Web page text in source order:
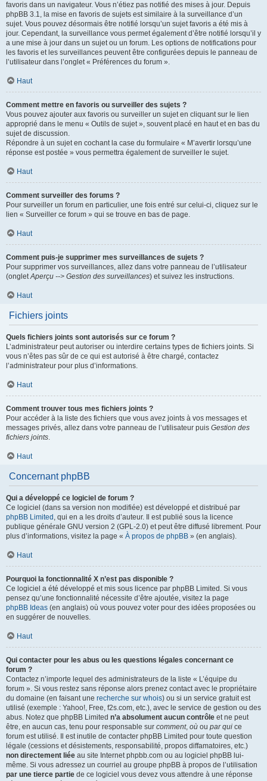
favoris dans un navigateur. Vous n’étiez pas notifié des mises à jour. Depuis
phpBB 3.1, la mise en favoris de sujets est similaire à la surveillance d’un
sujet. Vous pouvez désormais être notifié lorsqu’un sujet favoris a été mis à
jour. Cependant, la surveillance vous permet également d’être notifié lorsqu’il y
a une mise à jour dans un sujet ou un forum. Les options de notifications pour
les favoris et les surveillances peuvent être configurées depuis le panneau de
l’utilisateur dans l’onglet « Préférences du forum ».
Haut
Comment mettre en favoris ou surveiller des sujets ?
Vous pouvez ajouter aux favoris ou surveiller un sujet en cliquant sur le lien
approprié dans le menu « Outils de sujet », souvent placé en haut et en bas du
sujet de discussion.
Répondre à un sujet en cochant la case du formulaire « M’avertir lorsqu’une
réponse est postée » vous permettra également de surveiller le sujet.
Haut
Comment surveiller des forums ?
Pour surveiller un forum en particulier, une fois entré sur celui-ci, cliquez sur le
lien « Surveiller ce forum » qui se trouve en bas de page.
Haut
Comment puis-je supprimer mes surveillances de sujets ?
Pour supprimer vos surveillances, allez dans votre panneau de l’utilisateur
(ongletAperçu --> Gestion des surveillances) et suivez les instructions.
Haut
Fichiers joints
Quels fichiers joints sont autorisés sur ce forum ?
L’administrateur peut autoriser ou interdire certains types de fichiers joints. Si
vous n’êtes pas sûr de ce qui est autorisé à être chargé, contactez
l’administrateur pour plus d’informations.
Haut
Comment trouver tous mes fichiers joints ?
Pour accéder à la liste des fichiers que vous avez joints à vos messages et
messages privés, allez dans votre panneau de l’utilisateur puis Gestion des
fichiers joints.
Haut
Concernant phpBB
Qui a développé ce logiciel de forum ?
Ce logiciel (dans sa version non modifiée) est développé et distribué par
phpBB Limited , qui en a les droits d’auteur. Il est publié sous la licence
publique générale GNU version 2 (GPL-2.0) et peut être diffusé librement. Pour
plus d’informations, visitez la page « À propos de phpBB » (en anglais).
Haut
Pourquoi la fonctionnalité X n’est pas disponible ?
Ce logiciel a été développé et mis sous licence par phpBB Limited. Si vous
pensez qu’une fonctionnalité nécessite d’être ajoutée, visitez la page
phpBB Ideas (en anglais) où vous pouvez voter pour des idées proposées ou
en suggérer de nouvelles.
Haut
Qui contacter pour les abus ou les questions légales concernant ce
forum ?
Contactez n’importe lequel des administrateurs de la liste « L’équipe du
forum ». Si vous restez sans réponse alors prenez contact avec le propriétaire
du domaine (en faisant une recherche sur whois) ou si un service gratuit est
utilisé (exemple : Yahoo!, Free, f2s.com, etc.), avec le service de gestion ou des
abus. Notez que phpBB Limited n’a absolument aucun contrôle et ne peut
être, en aucun cas, tenu pour responsable sur comment, où ou par qui ce
forum est utilisé. Il est inutile de contacter phpBB Limited pour toute question
légale (cessions et désistements, responsabilité, propos diffamatoires, etc.)
non directement liée au site Internet phpbb.com ou au logiciel phpBB lui-
même. Si vous adressez un courriel au groupe phpBB à propos de l’utilisation
par une tierce partie de ce logiciel vous devez vous attendre à une réponse